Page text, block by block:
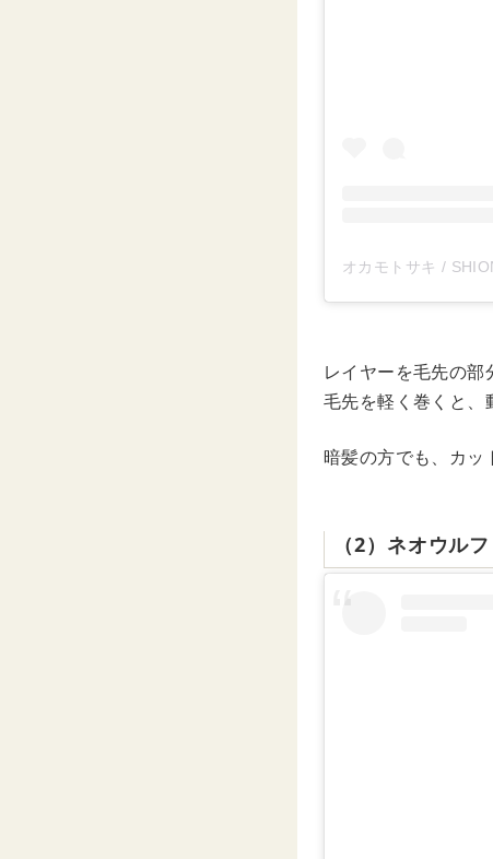
オカモトサキ /
レイヤーを毛先の部
毛先を軽く巻くと、
暗髪の方でも、カッ
（2）ネオウルフ